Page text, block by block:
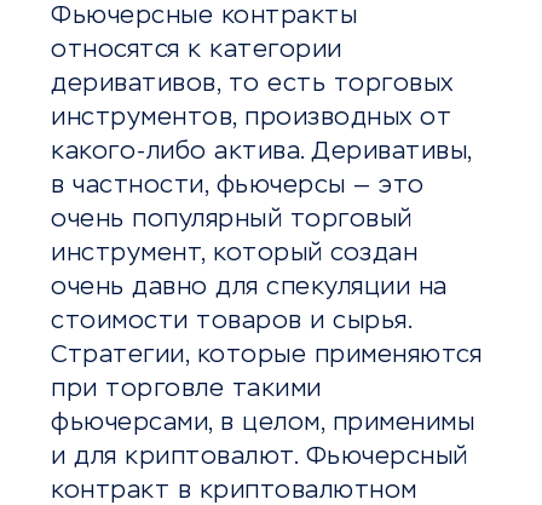
Фьючерсные контракты
относятся к категории
деривативов, то есть торговых
инструментов, производных от
какого-либо актива. Деривативы,
в частности, фьючерсы — это
очень популярный торговый
инструмент, который создан
очень давно для спекуляции на
стоимости товаров и сырья.
Стратегии, которые применяются
при торговле такими
фьючерсами, в целом, применимы
и для криптовалют. Фьючерсный
контракт в криптовалютном